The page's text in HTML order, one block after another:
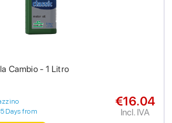
Cambio - 1 Litro
Days from
€16.04
Incl. IVA